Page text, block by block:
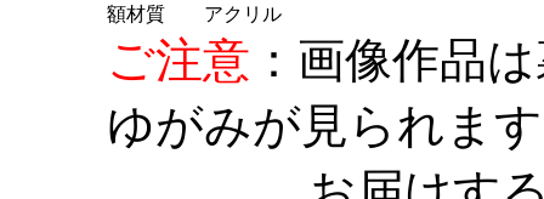
額材質
アクリル
ご注意 ：画像作品
ゆがみが見られま